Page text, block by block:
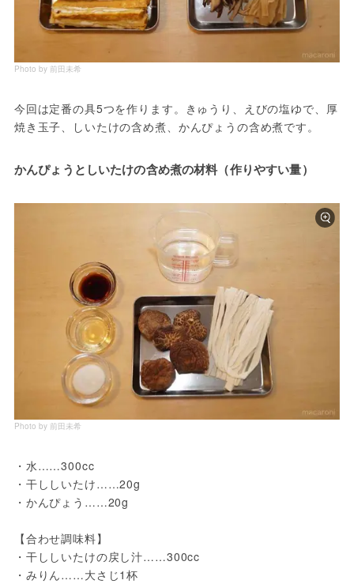
Photo by 前田未希
今回は定番の具5つを作ります。きゅうり、えびの塩ゆで、厚
焼き玉子、しいたけの含め煮、かんぴょうの含め煮です。
かんぴょうとしいたけの含め煮の材料（作りやすい量）
Photo by 前田未希
・水……300cc
・干ししいたけ……20g
・かんぴょう……20g
【合わせ調味料】
・干ししいたけの戻し汁……300cc
・みりん……大さじ1杯